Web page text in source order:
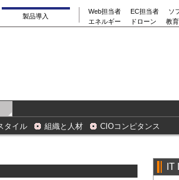
製品導入
Web担当者 EC担当者
ソ
エネルギー
ドローン 教
タイル 組織と人材 CIOコンピタンス
IT